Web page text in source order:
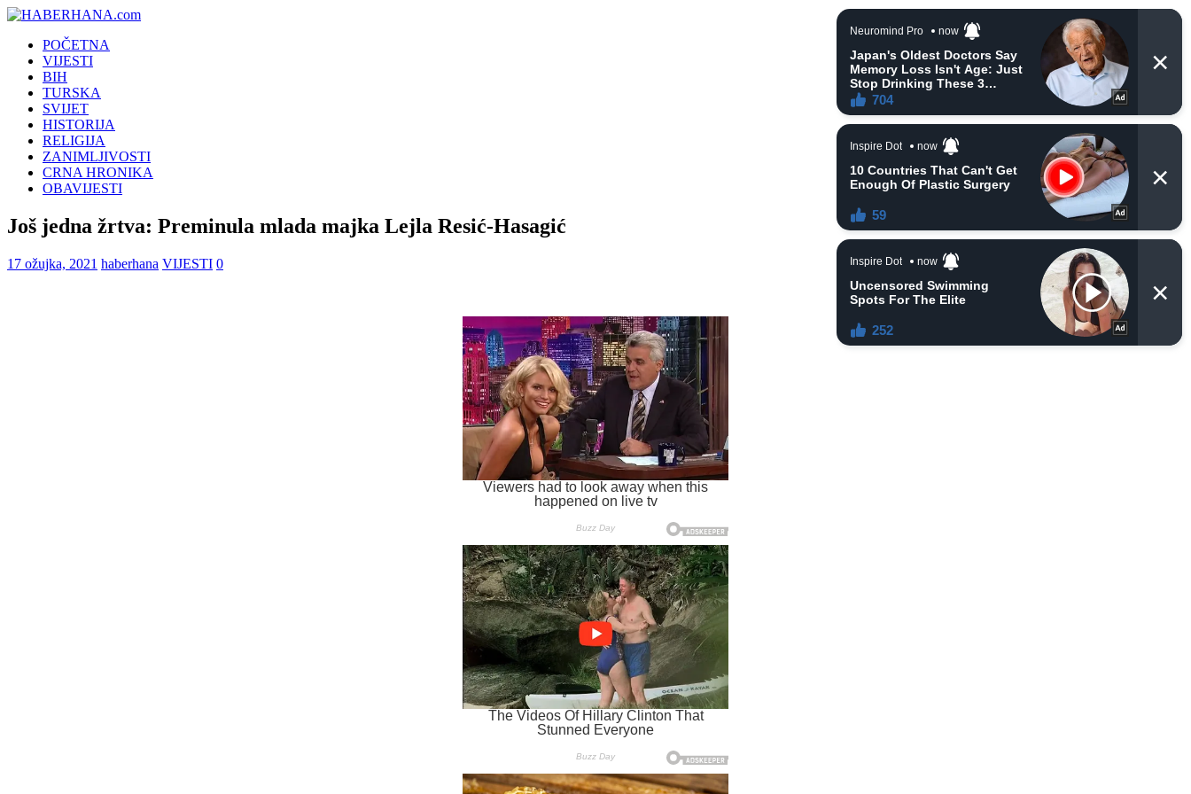
POČETNA
VIJESTI
BIH
TURSKA
SVIJET
HISTORIJA
RELIGIJA
ZANIMLJIVOSTI
CRNA HRONIKA
OBAVIJESTI
Još jedna žrtva: Preminula mlada majka Lejla Resić-Hasagić
17 ožujka, 2021 haberhana VIJESTI 0